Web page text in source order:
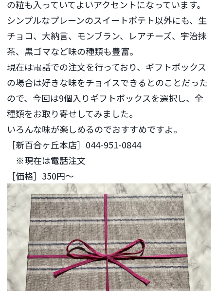
の粒も入っていてよいアクセントになっています。
シンプルなプレーンのスイートポテト以外にも、生
チョコ、大納言、モンブラン、レアチーズ、宇治抹
茶、黒ゴマなど味の種類も豊富。
現在は電話での注文を行っており、ギフトボックス
の場合は好きな味をチョイスできるとのことだった
ので、今回は9個入りギフトボックスを選択し、全
種類をお取り寄せしてみました。
いろんな味が楽しめるのでおすすめですよ。
［新百合ヶ丘本店］044-951-0844
※現在は電話注文
［価格］350円～